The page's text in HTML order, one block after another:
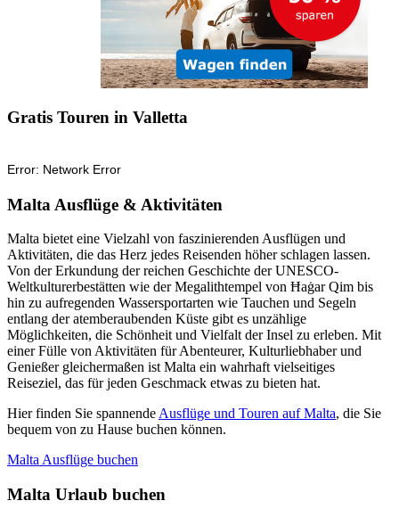
Gratis Touren in Valletta
Malta Ausflüge & Aktivitäten
Malta bietet eine Vielzahl von faszinierenden Ausflügen und
Aktivitäten, die das Herz jedes Reisenden höher schlagen lassen.
Von der Erkundung der reichen Geschichte der UNESCO-
Weltkulturerbestätten wie der Megalithtempel von Ħaġar Qim bis
hin zu aufregenden Wassersportarten wie Tauchen und Segeln
entlang der atemberaubenden Küste gibt es unzählige
Möglichkeiten, die Schönheit und Vielfalt der Insel zu erleben. Mit
einer Fülle von Aktivitäten für Abenteurer, Kulturliebhaber und
Genießer gleichermaßen ist Malta ein wahrhaft vielseitiges
Reiseziel, das für jeden Geschmack etwas zu bieten hat.
Hier finden Sie spannende Ausflüge und Touren auf Malta, die Sie
bequem von zu Hause buchen können.
Malta Ausflüge buchen
Malta Urlaub buchen